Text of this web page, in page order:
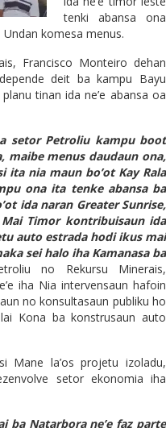
tenki abansa ona
komesa menus.
Francisco Monteiro dehan
deit ba kampu Bayu
tinan ida ne’e abansa oa
setor Petroliu kampu boot
maibe menus daudaun ona,
ita nia maun bo’ot Kay Rala
ona ita tenke abansa ba
ida naran Greater Sunrise,
Timor kontribuisaun ida
auto estrada hodi ikus mai
sei halo iha Kamanasa ba
no Rekursu Minerais,
iha Nia intervensaun hafoin
no konsultasaun publiku ho
Kona ba konstrusaun auto
Mane la’os projetu izoladu,
setor ekonomia iha
ba Natarbora ne’e faz parte